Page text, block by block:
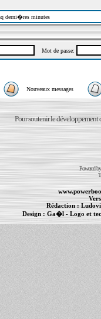
derni�res minutes
Mot de passe:
Nouveaux messages
Pour soutenir le développement
Powered
Rédaction :
Design : Ga�l- Logo et